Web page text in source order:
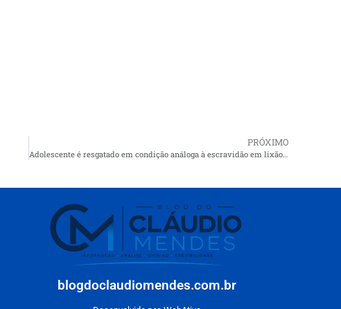
PRÓXIMO
blogdoclaudiomendes.com.br